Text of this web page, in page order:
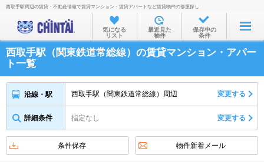
お部屋を探す
沿線・駅から
住所から
家賃相場から
不動産会社から
西取手駅周辺の賃貸・不動産情報で賃貸マンション・賃貸アパートなど賃貸物件の部屋探し
気になる
リスト
最近見た
物件
保存中の
条件
西取手駅（関東鉄道常総線）の賃貸マンション・アパー
ト一覧
沿線・駅 西取手駅（関東鉄道常総線）周辺 変更する
詳細条件 指定なし 変更する
条件保存 物件新着メール